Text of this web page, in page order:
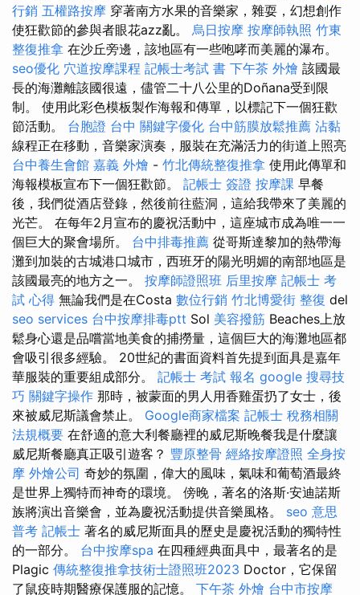
行銷 五權路按摩 穿著南方水果的音樂家，雜耍，幻想創作
使狂歡節的參與者眼花azz亂。 烏日按摩 按摩師執照 竹東
整復推拿 在沙丘旁邊，該地區有一些咆哮而美麗的瀑布。
seo優化 穴道按摩課程 記帳士考試 書 下午茶 外燴 該國最
長的海灘離該國很遠，儘管二十八公里的Doñana受到限
制。 使用此彩色模板製作海報和傳單，以標記下一個狂歡
節活動。 台胞證 台中 關鍵字優化 台中筋膜放鬆推薦 沾黏
線程正在移動，音樂家演奏，服裝在充滿活力的街道上照亮
台中養生會館 嘉義 外燴 - 竹北傳統整復推拿 使用此傳單和
海報模板宣布下一個狂歡節。 記帳士 簽證 按摩課 早餐
後，我們從酒店登錄，然後前往藍洞，這給我帶來了美麗的
光芒。 在每年2月宣布的慶祝活動中，這座城市成為唯一一
個巨大的聚會場所。 台中排毒推薦 從哥斯達黎加的熱帶海
灘到加裝的古城港口城市，西班牙的陽光明媚的南部地區是
該國最亮的地方之一。 按摩師證照班 后里按摩 記帳士 考
試 心得 無論我們是在Costa 數位行銷 竹北博愛街 整復 del
seo services 台中按摩排毒ptt Sol 美容撥筋 Beaches上放
鬆身心還是品嚐當地美食的捕撈量，這個巨大的海灘地區都
會吸引很多經驗。 20世紀的書面資料首先提到面具是嘉年
華服裝的重要組成部分。 記帳士 考試 報名 google 搜尋技
巧 關鍵字操作 那時，被蒙面的男人用香雞蛋扔了女士，後
來被威尼斯議會禁止。 Google商家檔案 記帳士 稅務相關
法規概要 在舒適的意大利餐廳裡的威尼斯晚餐我是什麼讓
威尼斯餐廳真正吸引遊客？ 豐原整骨 經絡按摩證照 全身按
摩 外燴公司 奇妙的氛圍，偉大的風味，氣味和葡萄酒最終
是世界上獨特而神奇的環境。 傍晚，著名的洛斯·安迪諾斯
族將演出音樂會，並為慶祝活動提供音樂風格。 seo 意思
普考 記帳士 著名的威尼斯面具的歷史是慶祝活動的獨特性
的一部分。 台中按摩spa 在四種經典面具中，最著名的是
Plagic 傳統整復推拿技術士證照班2023 Doctor，它保留
了鼠疫時期醫療保護服的記憶。 下午茶 外燴 台中市按摩